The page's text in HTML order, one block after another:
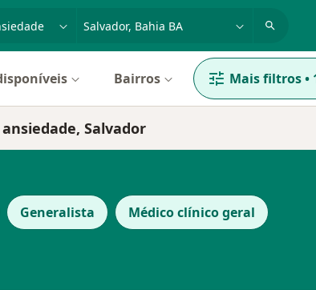
Bairros Mais filtros•
Salvador
Generalista Médico clínico geral